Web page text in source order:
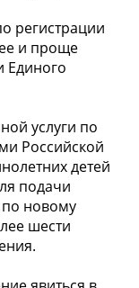
регистрации
и проще
Единого
услуги по
Российской
детей
подачи
по новому
шести